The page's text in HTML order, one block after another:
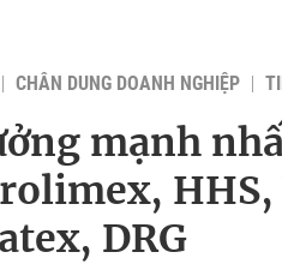
CHÂN DUNG DOANH NGHIỆP
mạnh
DRG